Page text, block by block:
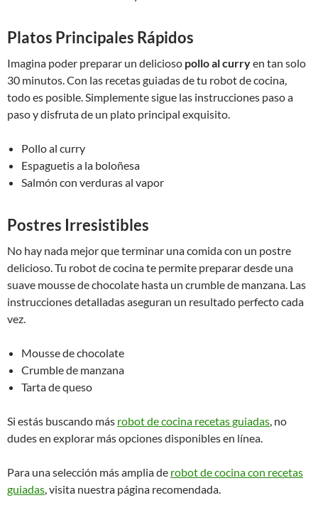
Platos Principales Rápidos
Imagina poder preparar un delicioso pollo al curryen tan solo
30 minutos. Con las recetas guiadas de tu robot de cocina,
todo es posible. Simplemente sigue las instrucciones paso a
paso y disfruta de un plato principal exquisito.
Pollo al curry
Espaguetis a la boloñesa
Salmón con verduras al vapor
Postres Irresistibles
No hay nada mejor que terminar una comida con un postre
delicioso. Tu robot de cocina te permite preparar desde una
suave mousse de chocolate hasta un crumble de manzana. Las
instrucciones detalladas aseguran un resultado perfecto cada
vez.
Mousse de chocolate
Crumble de manzana
Tarta de queso
Si estás buscando más robot de cocina recetas guiadas, no
dudes en explorar más opciones disponibles en línea.
Para una selección más amplia de robot de cocina con recetas
guiadas, visita nuestra página recomendada.